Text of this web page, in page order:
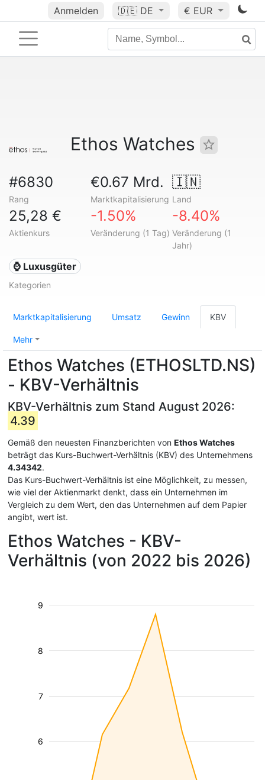
Anmelden 🇩🇪 DE € EUR
Ethos Watches
#6830
Rang
€0.67 Mrd.
Marktkapitalisierung
🇮🇳
Land
25,28 €
Aktienkurs
-1.50%
Veränderung (1 Tag)
-8.40%
Veränderung (1
Jahr)
⌚ Luxusgüter
Kategorien
Marktkapitalisierung Umsatz Gewinn KBV
Mehr
Ethos Watches (ETHOSLTD.NS)
- KBV-Verhältnis
KBV-Verhältnis zum Stand August 2026:
4.39
Gemäß den neuesten Finanzberichten von Ethos Watches
beträgt das Kurs-Buchwert-Verhältnis (KBV) des Unternehmens
4.34342.
Das Kurs-Buchwert-Verhältnis ist eine Möglichkeit, zu messen,
wie viel der Aktienmarkt denkt, dass ein Unternehmen im
Vergleich zu dem Wert, den das Unternehmen auf dem Papier
angibt, wert ist.
Ethos Watches - KBV-
Verhältnis (von 2022 bis 2026)
6
7
8
9